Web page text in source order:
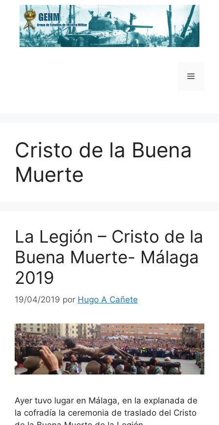
Saltar
contenido
Menú
Cristo de la Buena
Muerte
La Legión – Cristo de la
Buena Muerte- Málaga
2019
19/04/2019 por Hugo A Cañete
Ayer tuvo lugar en Málaga, en la explanada de
la cofradía la ceremonia de traslado del Cristo